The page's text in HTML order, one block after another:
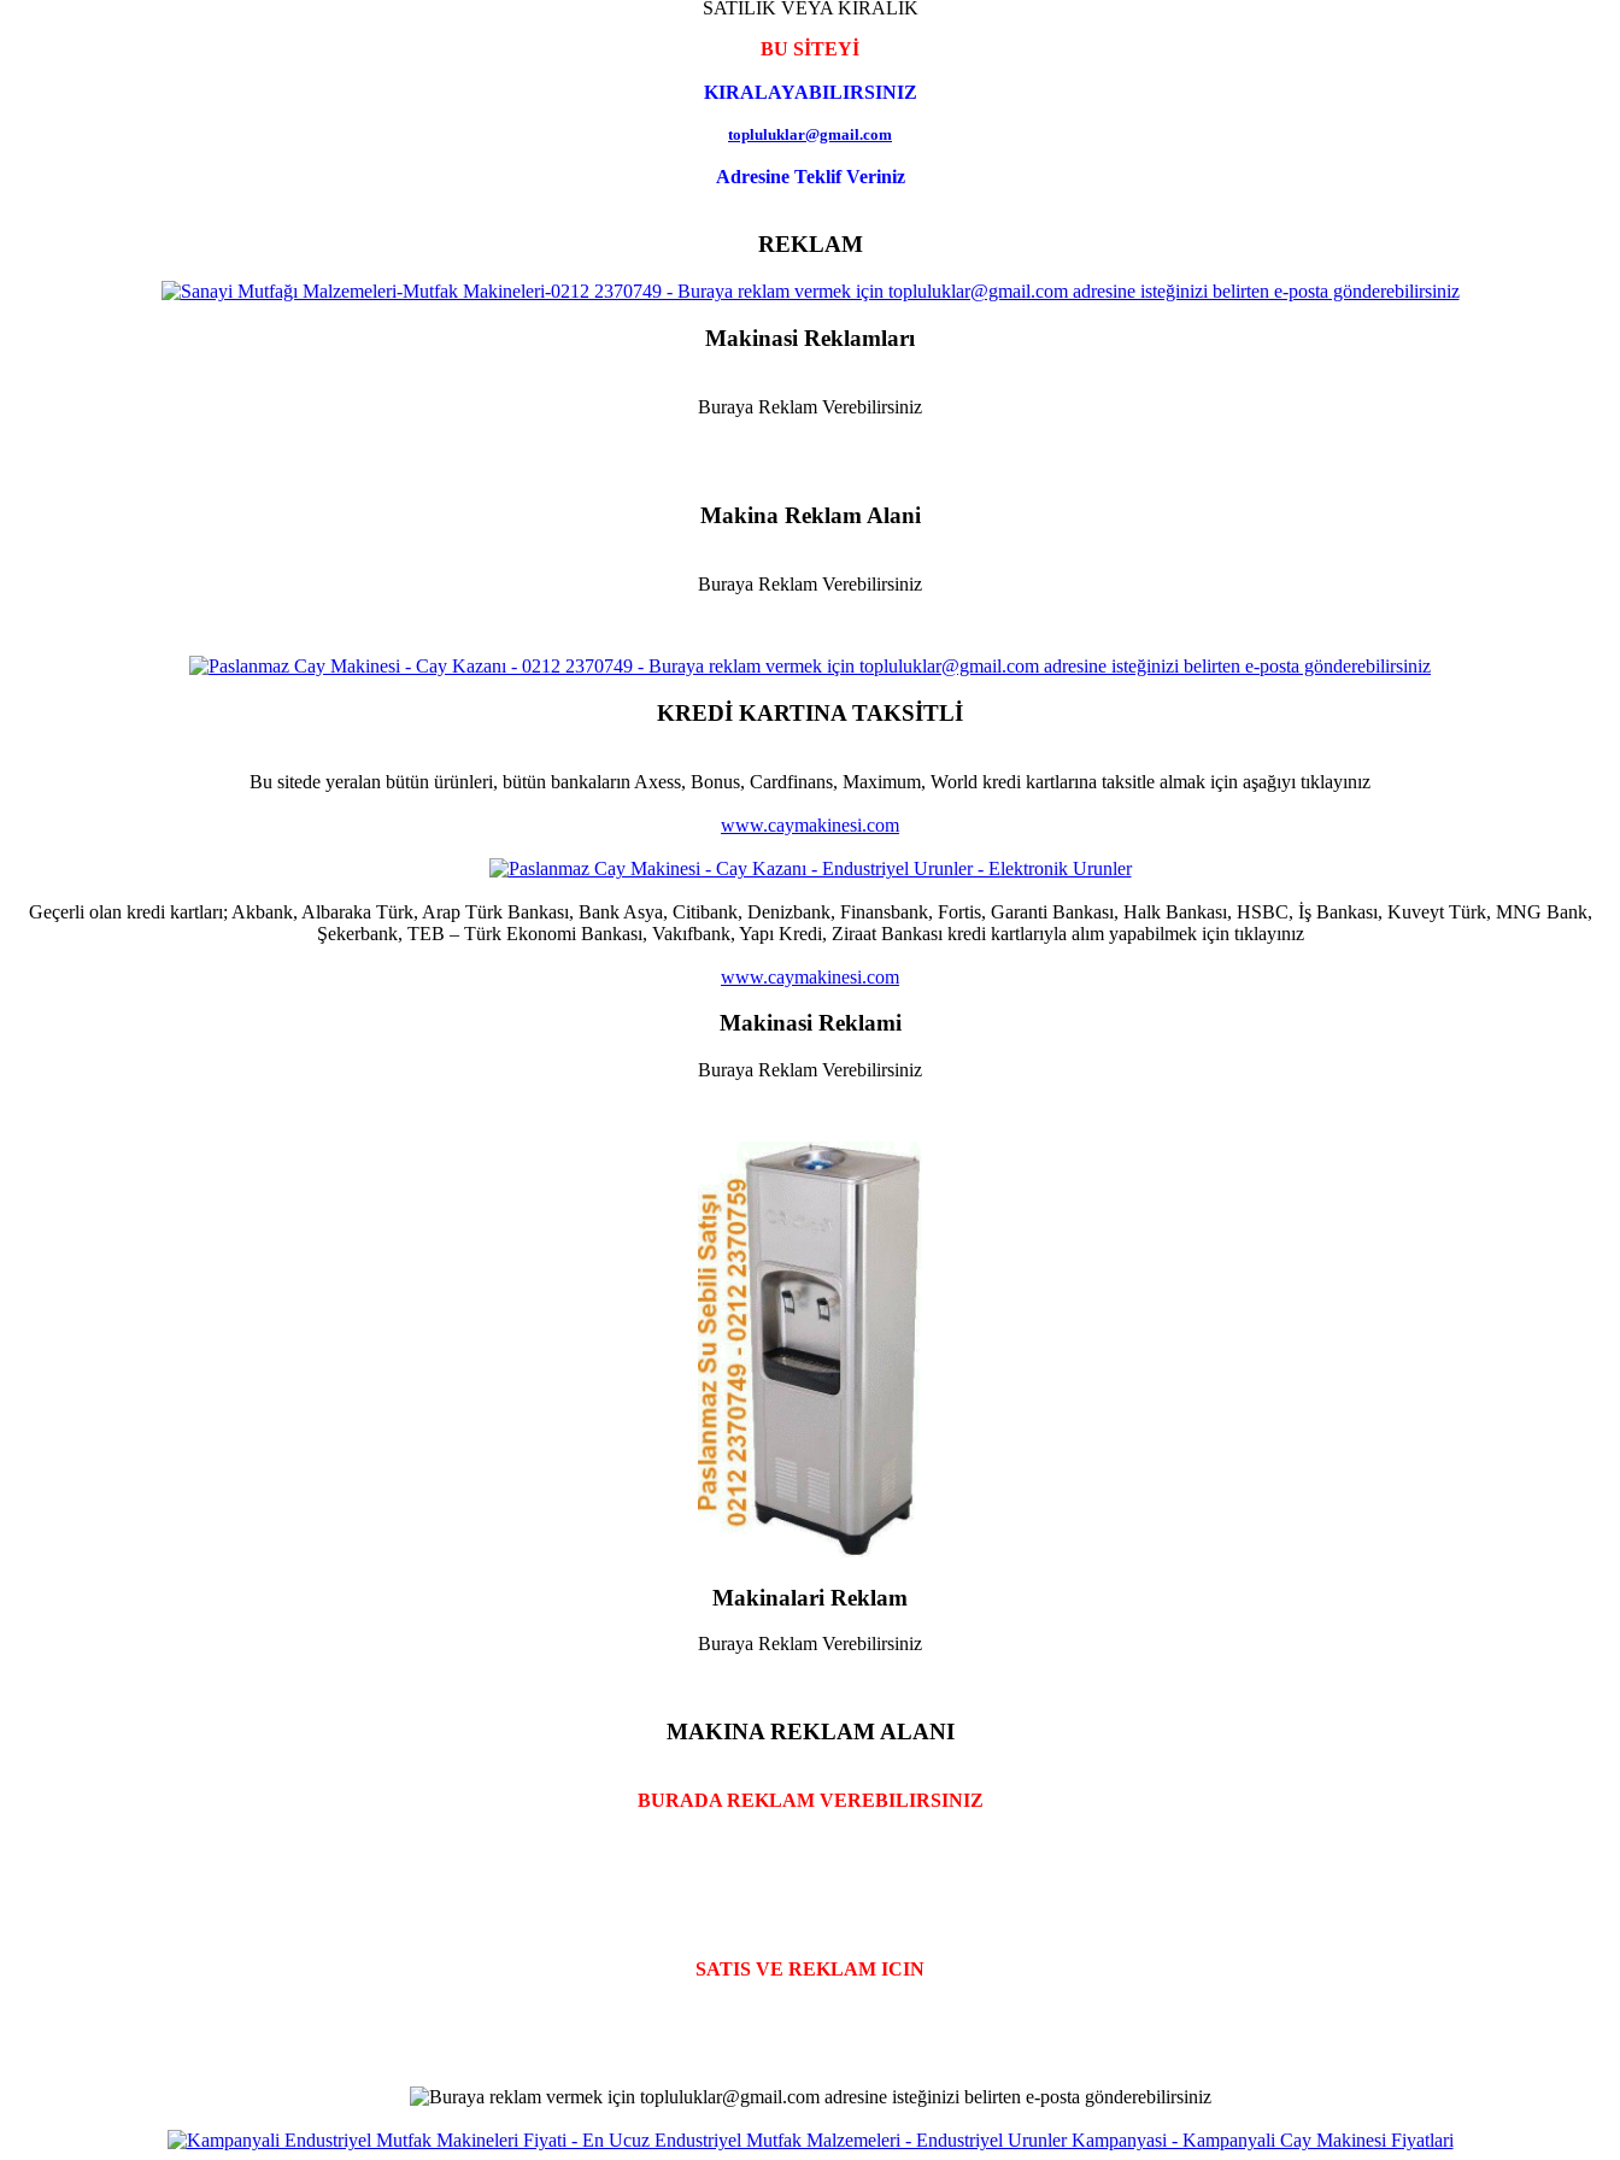
SATILIK VEYA KIRALIK
BU SİTEYİ
KIRALAYABILIRSINIZ
topluluklar@gmail.com
Adresine Teklif Veriniz
REKLAM
Makinasi Reklamları
Buraya Reklam Verebilirsiniz
Makina Reklam Alani
Buraya Reklam Verebilirsiniz
KREDİ KARTINA TAKSİTLİ
Bu sitede yeralan bütün ürünleri, bütün bankaların Axess, Bonus, Cardfinans, Maximum, World kredi kartlarına taksitle almak için aşağıyı tıklayınız
www.caymakinesi.com
Geçerli olan kredi kartları; Akbank, Albaraka Türk, Arap Türk Bankası, Bank Asya, Citibank, Denizbank, Finansbank, Fortis, Garanti Bankası, Halk Bankası, HSBC, İş Bankası, Kuveyt Türk, MNG Bank,
Şekerbank, TEB – Türk Ekonomi Bankası, Vakıfbank, Yapı Kredi, Ziraat Bankası kredi kartlarıyla alım yapabilmek için tıklayınız
www.caymakinesi.com
Makinasi Reklami
Buraya Reklam Verebilirsiniz
Makinalari Reklam
Buraya Reklam Verebilirsiniz
MAKINA REKLAM ALANI
BURADA REKLAM VEREBILIRSINIZ
SATIS VE REKLAM ICIN